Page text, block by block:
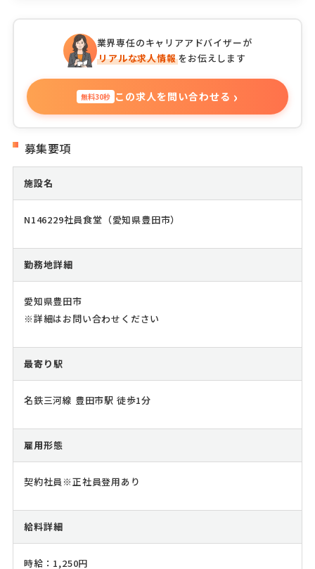
業界専任のキャリアアドバイザーが
リアルな求人情報をお伝えします
無料30秒 この求人を問い合わせる ›
募集要項
施設名
N146229社員食堂（愛知県豊田市）
勤務地詳細
愛知県豊田市
※詳細はお問い合わせください
最寄り駅
名鉄三河線 豊田市駅 徒歩1分
雇用形態
契約社員※正社員登用あり
給料詳細
時給：1,250円